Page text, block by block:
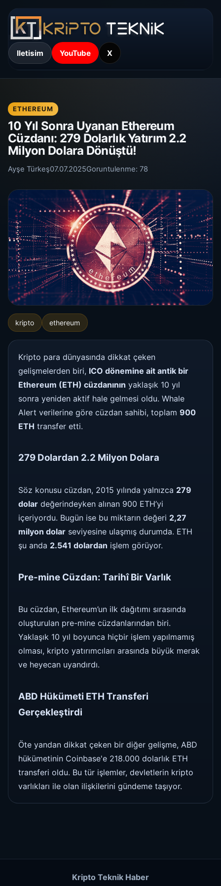
Iletisim YouTube X
ETHEREUM
10 Yıl Sonra Uyanan Ethereum
Cüzdanı: 279 Dolarlık Yatırım 2.2
Milyon Dolara Dönüştü!
Ayşe Türkeş07.07.2025Goruntulenme: 78
kripto ethereum
Kripto para dünyasında dikkat çeken
gelişmelerden biri, ICO dönemine ait antik bir
Ethereum (ETH) cüzdanının yaklaşık 10 yıl
sonra yeniden aktif hale gelmesi oldu. Whale
Alert verilerine göre cüzdan sahibi, toplam 900
ETH transfer etti.
279 Dolardan 2.2 Milyon Dolara
Söz konusu cüzdan, 2015 yılında yalnızca 279
dolar değerindeyken alınan 900 ETH’yi
içeriyordu. Bugün ise bu miktarın değeri 2,27
milyon dolar seviyesine ulaşmış durumda. ETH
şu anda 2.541 dolardan işlem görüyor.
Pre-mine Cüzdan: Tarihî Bir Varlık
Bu cüzdan, Ethereum’un ilk dağıtımı sırasında
oluşturulan pre-mine cüzdanlarından biri.
Yaklaşık 10 yıl boyunca hiçbir işlem yapılmamış
olması, kripto yatırımcıları arasında büyük merak
ve heyecan uyandırdı.
ABD Hükümeti ETH Transferi
Gerçekleştirdi
Öte yandan dikkat çeken bir diğer gelişme, ABD
hükümetinin Coinbase'e 218.000 dolarlık ETH
transferi oldu. Bu tür işlemler, devletlerin kripto
varlıkları ile olan ilişkilerini gündeme taşıyor.
Kripto Teknik Haber